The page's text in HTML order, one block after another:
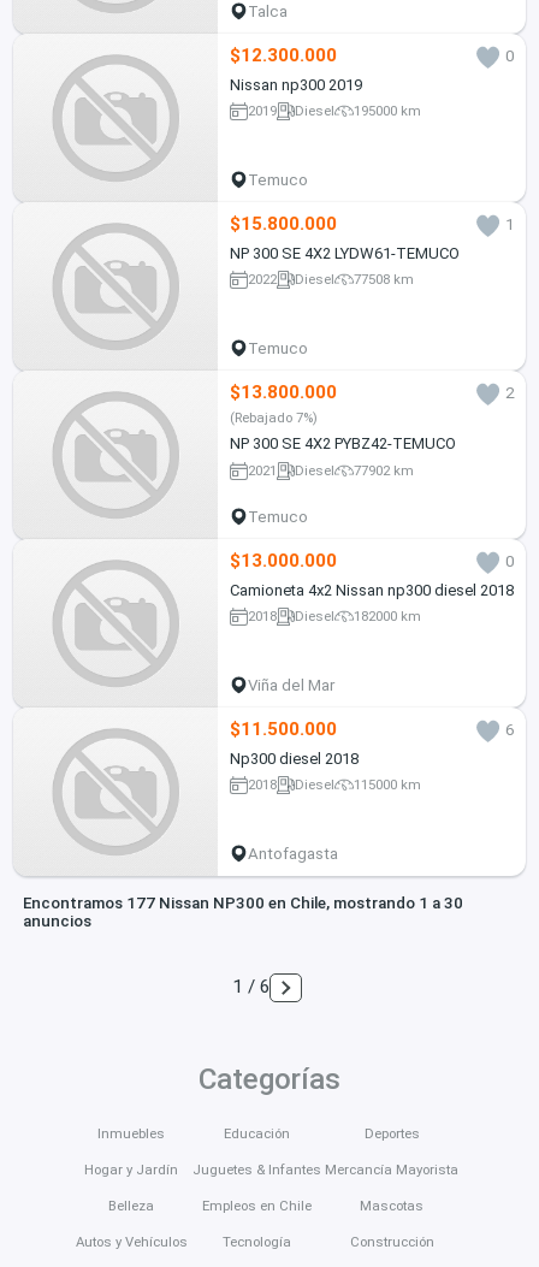
Talca
$12.300.000
0
Nissan np300 2019
2019 Diesel 195000 km
Temuco
$15.800.000
1
NP 300 SE 4X2 LYDW61-TEMUCO
2022 Diesel 77508 km
Temuco
$13.800.000 2
(Rebajado 7%)
NP 300 SE 4X2 PYBZ42-TEMUCO
2021 Diesel 77902 km
Temuco
$13.000.000
0
Camioneta 4x2 Nissan np300 diesel 2018
2018 Diesel 182000 km
Viña del Mar
$11.500.000
6
Np300 diesel 2018
2018 Diesel 115000 km
Antofagasta
Encontramos 177 Nissan NP300 en Chile, mostrando 1 a 30
anuncios
1 / 6
Categorías
Inmuebles
Hogar y Jardín
Belleza
Autos y Vehículos
Educación
Juguetes & Infantes
Empleos en Chile
Tecnología
Deportes
Mercancía Mayorista
Mascotas
Construcción